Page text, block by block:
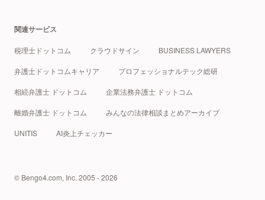
関連サービス
税理士ドットコム クラウドサイン BUSINESS LAWYERS
弁護士ドットコムキャリア プロフェッショナルテック総研
相続弁護士 ドットコム 企業法務弁護士 ドットコム
離婚弁護士 ドットコム みんなの法律相談まとめアーカイブ
UNITIS AI炎上チェッカー
© Bengo4.com, Inc. 2005 - 2026